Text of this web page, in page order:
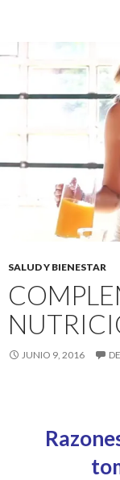
SALUD Y BIENESTAR
JUNIO 9, 2016